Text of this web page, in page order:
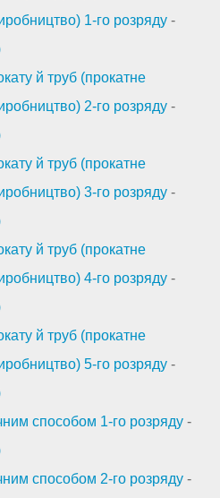
1-го розряду -
й труб (прокатне
2-го розряду -
й труб (прокатне
3-го розряду -
й труб (прокатне
4-го розряду -
й труб (прокатне
5-го розряду -
способом 1-го розряду -
способом 2-го розряду -